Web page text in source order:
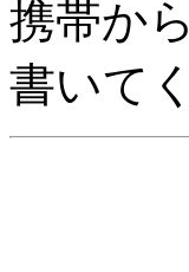
携帯か
書いて